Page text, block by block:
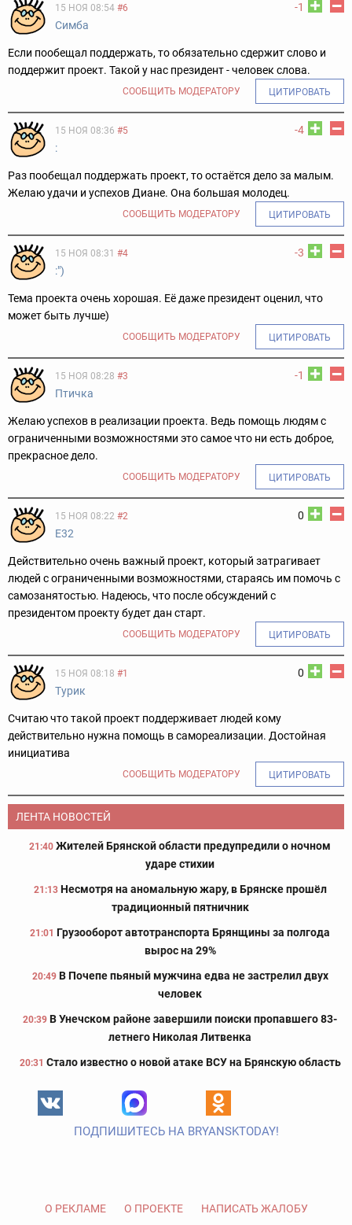
-1
15 НОЯ 08:54 #6
Симба
Если пообещал поддержать, то обязательно сдержит слово и
поддержит проект. Такой у нас президент - человек слова.
СООБЩИТЬ МОДЕРАТОРУ ЦИТИРОВАТЬ
-4
15 НОЯ 08:36 #5
:
Раз пообещал поддержать проект, то остаётся дело за малым.
Желаю удачи и успехов Диане. Она большая молодец.
СООБЩИТЬ МОДЕРАТОРУ ЦИТИРОВАТЬ
-3
15 НОЯ 08:31 #4
:")
Тема проекта очень хорошая. Её даже президент оценил, что
может быть лучше)
СООБЩИТЬ МОДЕРАТОРУ ЦИТИРОВАТЬ
-1
15 НОЯ 08:28 #3
Птичка
Желаю успехов в реализации проекта. Ведь помощь людям с
ограниченными возможностями это самое что ни есть доброе,
прекрасное дело.
СООБЩИТЬ МОДЕРАТОРУ ЦИТИРОВАТЬ
0
15 НОЯ 08:22 #2
Е32
Действительно очень важный проект, который затрагивает
людей с ограниченными возможностями, стараясь им помочь с
самозанятостью. Надеюсь, что после обсуждений с
президентом проекту будет дан старт.
СООБЩИТЬ МОДЕРАТОРУ ЦИТИРОВАТЬ
0
15 НОЯ 08:18 #1
Турик
Считаю что такой проект поддерживает людей кому
действительно нужна помощь в самореализации. Достойная
инициатива
СООБЩИТЬ МОДЕРАТОРУ ЦИТИРОВАТЬ
ЛЕНТА НОВОСТЕЙ
21:40 Жителей Брянской области предупредили о ночном
ударе стихии
21:13 Несмотря на аномальную жару, в Брянске прошёл
традиционный пятничник
21:01 Грузооборот автотранспорта Брянщины за полгода
вырос на 29%
20:49 В Почепе пьяный мужчина едва не застрелил двух
человек
20:39 В Унечском районе завершили поиски пропавшего 83-
летнего Николая Литвенка
20:31 Стало известно о новой атаке ВСУ на Брянскую область
ПОДПИШИТЕСЬ НА BRYANSKTODAY!
О РЕКЛАМЕ О ПРОЕКТЕ НАПИСАТЬ ЖАЛОБУ